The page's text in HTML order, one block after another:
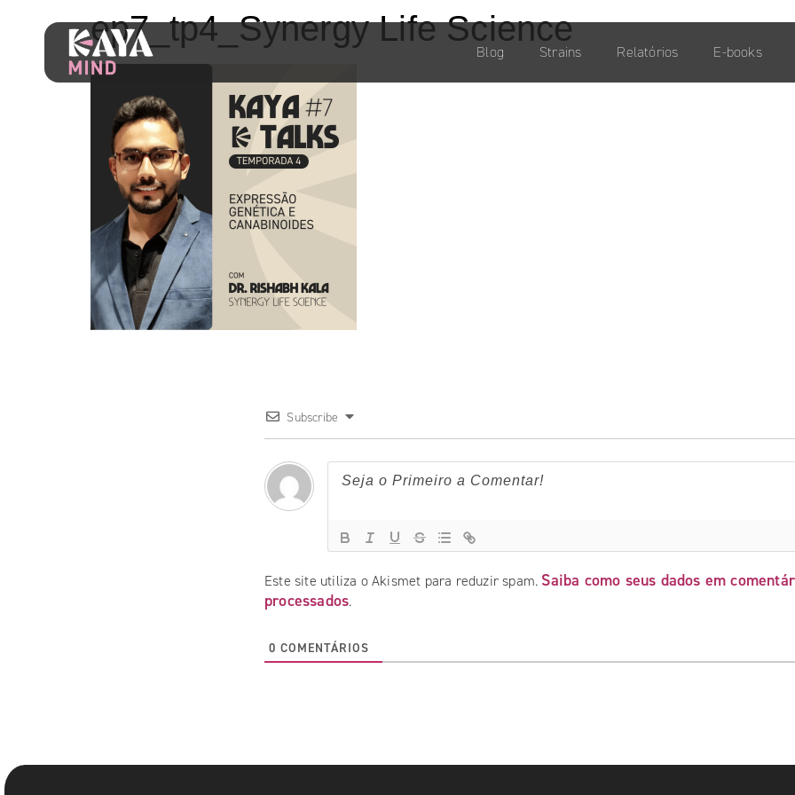
Blog Strains Relatórios E-books
ep7_tp4_Synergy Life Science
Subscribe
Este site utiliza o Akismet para reduzir spam. Saiba como seus dados em
processados.
0 COMENTÁRIOS